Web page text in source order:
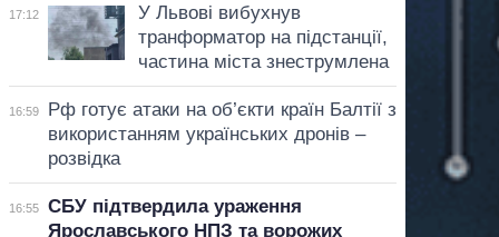
17:12
У Львові вибухнув
транформатор на підстанції,
частина міста знеструмлена
16:59
Рф готує атаки на об’єкти країн Балтії з
використанням українських дронів –
розвідка
16:55
СБУ підтвердила ураження
Ярославського НПЗ та ворожих